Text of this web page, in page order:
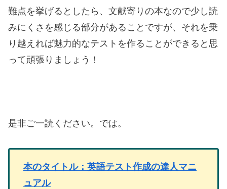
難点を挙げるとしたら、文献寄りの本なので少し読
みにくさを感じる部分があることですが、それを乗
り越えれば魅力的なテストを作ることができると思
って頑張りましょう！
是非ご一読ください。では。
本のタイトル：英語テスト作成の達人マニ
ュアル